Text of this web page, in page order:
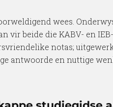
wees.
vir beide die KABV- en
notas;
antwoorde en nuttige